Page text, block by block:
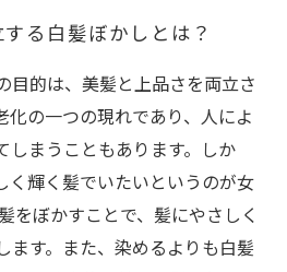
る白髪ぼかしとは？
目的は、美髪と上品さを両立さ
化の一つの現れであり、人によ
しまうこともあります。しか
く輝く髪でいたいというのが女
をぼかすことで、髪にやさしく
ます。また、染めるよりも白髪